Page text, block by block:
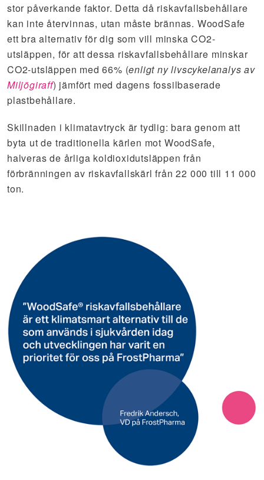
stor påverkande faktor. Detta då riskavfallsbehållare
kan inte återvinnas, utan måste brännas. WoodSafe
ett bra alternativ för dig som vill minska CO2-
utsläppen, för att dessa riskavfallsbehållare minskar
CO2-utsläppen med 66% (enligt ny livscykelanalys av
Miljögiraff) jämfört med dagens fossilbaserade
plastbehållare.
Skillnaden i klimatavtryck är tydlig: bara genom att
byta ut de traditionella kärlen mot WoodSafe,
halveras de årliga koldioxidutsläppen från
förbränningen av riskavfallskärl från 22 000 till 11 000
ton.